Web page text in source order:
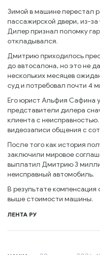
Зимой в машине перестал
пассажирской двери, из-
Дилер признал поломку
откладывался.
Дмитрию приходилось
до автосалона, но это не
нескольких месяцев
суд и потребовал почти 4
Его юрист Альфия Сафина
представители дилера
клиента с
видеозаписи общения с
После того как история
заключили мировое
выплатил Дмитрию 3
неисправный автомобиль.
В результате компенсация
выше стоимости машины.
ЛЕНТА РУ